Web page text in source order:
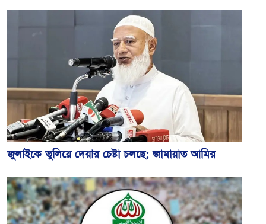
জুলাইকে ভুলিয়ে দেয়ার চেষ্টা চলছে: জামায়াত আমির